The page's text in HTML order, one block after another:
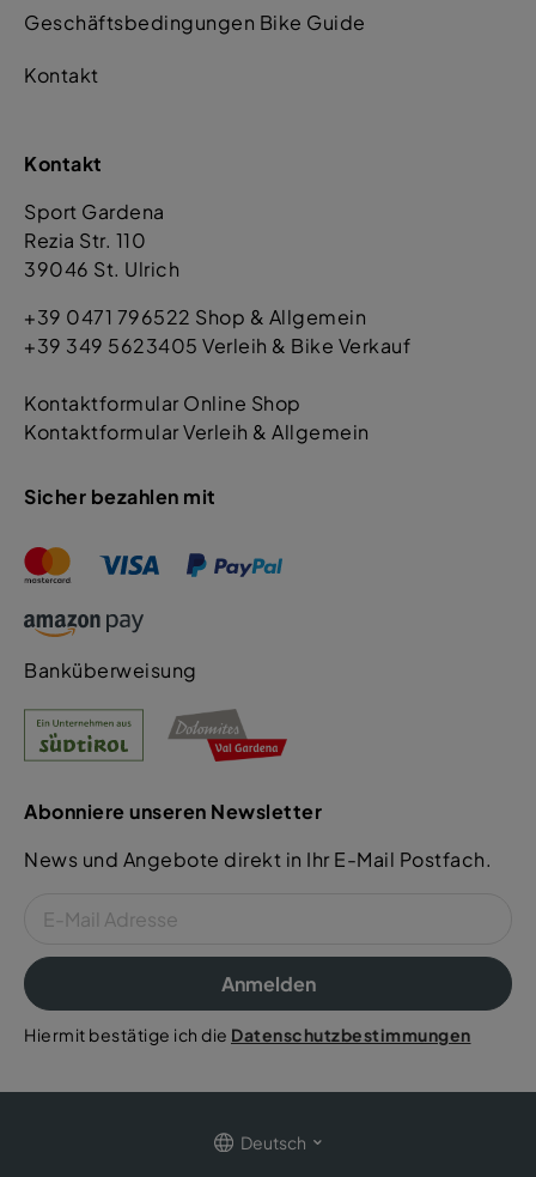
Geschäftsbedingungen Bike Guide
Kontakt
Kontakt
Sport Gardena
Rezia Str. 110
39046 St. Ulrich
+39 0471 796522 Shop & Allgemein
+39 349 5623405 Verleih & Bike Verkauf
Kontaktformular Online Shop
Kontaktformular Verleih & Allgemein
Sicher bezahlen mit
Banküberweisung
Abonniere unseren Newsletter
News und Angebote direkt in Ihr E-Mail Postfach.
Anmelden
Hiermit bestätige ich die Datenschutzbestimmungen
Deutsch